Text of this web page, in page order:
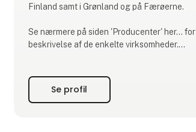
Finland samt i Grønland og på Færøerne.
Se nærmere på siden 'Producenter' her... for
beskrivelse af de enkelte virksomheder.
Firmaets grundlægger, Angela Bredøl, kom
Se profil